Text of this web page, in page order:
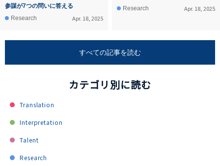
参謀が7つの問いに答える
Research
Apr. 18, 2025
Research
Apr. 18, 2025
すべての記事を読む
カテゴリ別に読む
Translation
Interpretation
Talent
Research